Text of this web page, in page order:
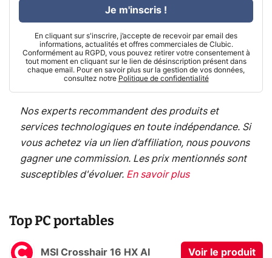
En cliquant sur s'inscrire, j’accepte de recevoir par email des
informations, actualités et offres commerciales de Clubic.
Conformément au RGPD, vous pouvez retirer votre consentement à
tout moment en cliquant sur le lien de désinscription présent dans
chaque email. Pour en savoir plus sur la gestion de vos données,
consultez notre Politique de confidentialité
Je m'inscris !
Nos experts recommandent des produits et
services technologiques en toute indépendance. Si
vous achetez via un lien d’affiliation, nous pouvons
gagner une commission. Les prix mentionnés sont
susceptibles d'évoluer. En savoir plus
Top PC portables
MSI Crosshair 16 HX AI Voir le produit